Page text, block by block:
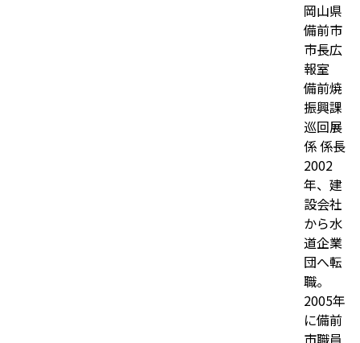
岡山県
備前市
市長広
報室
備前焼
振興課
巡回展
係 係長
2002
年、建
設会社
から水
道企業
団へ転
職。
2005年
に備前